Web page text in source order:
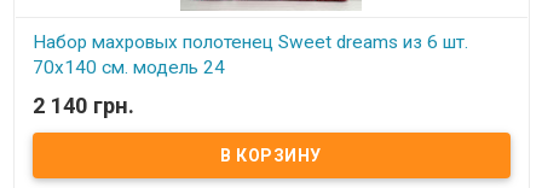
Набор махровых полотенец Sweet dreams из 6 шт.
70x140 см. модель 24
В наличии
Набор махровых полотенец Sweet dreams из 6 шт. 70x140 см.
Комплектность: 70х140 см (6 шт. ) Состав: махра, 100% хлопок.
Плотность: 550 г/м.кв. Упаковка: ПВХ Производитель: Sweet
2 140 грн.